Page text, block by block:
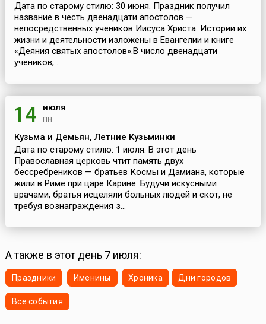
Дата по старому стилю: 30 июня. Праздник получил
название в честь двенадцати апостолов —
непосредственных учеников Иисуса Христа. Истории их
жизни и деятельности изложены в Евангелии и книге
«Деяния святых апостолов».В число двенадцати
учеников, ...
14 июля
пн
Кузьма и Демьян, Летние Кузьминки
Дата по старому стилю: 1 июля. В этот день
Православная церковь чтит память двух
бессребреников — братьев Космы и Дамиана, которые
жили в Риме при царе Карине. Будучи искусными
врачами, братья исцеляли больных людей и скот, не
требуя вознаграждения з...
А также в этот день 7 июля:
Праздники Именины Хроника Дни городов
Все события